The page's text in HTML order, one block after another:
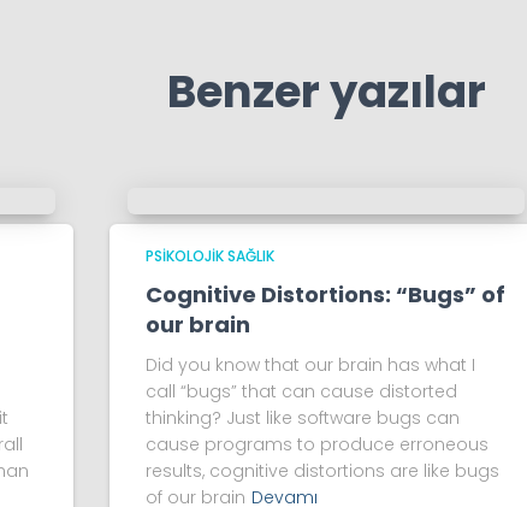
Benzer yazılar
PSIKOLOJIK SAĞLIK
Cognitive Distortions: “Bugs” of
our brain
Did you know that our brain has what I
call “bugs” that can cause distorted
thinking? Just like software bugs can
cause programs to produce erroneous
results, cognitive distortions are like bugs
of our brain Devamı